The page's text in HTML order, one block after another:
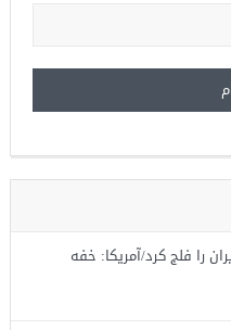
را فلج کرد/آمریکا: خفه